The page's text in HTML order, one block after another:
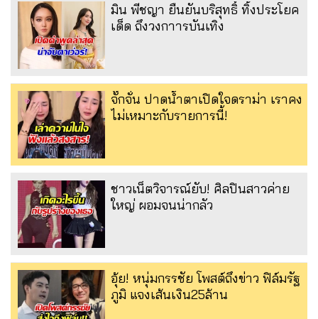
มิน พีชญา ยืนยันบริสุทธิ์ ทิ้งประโยค
เด็ด ถึงวงกาารบันเทิง
จั๊กจั่น ปาดน้ำตาเปิดใจดราม่า เราคง
ไม่เหมาะกับรายการนี้!
ชาวเน็ตวิจารณ์ยับ! ศิลปินสาวค่าย
ใหญ่ ผอมจนน่ากลัว
อุ้ย! หนุ่มกรรชัย โพสต์ถึงข่าว ฟิล์มรัฐ
ภูมิ แจงเส้นเงิน25ล้าน